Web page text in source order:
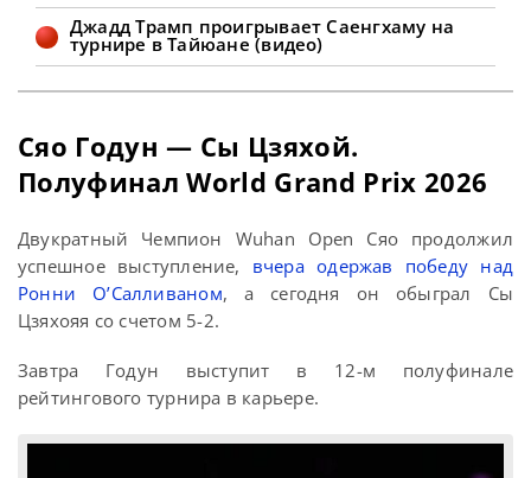
Джадд Трамп проигрывает Саенгхаму на
турнире в Тайюане (видео)
Сяо Годун — Сы Цзяхой.
Полуфинал World Grand Prix 2026
Двукратный Чемпион Wuhan Open Сяо продолжил
успешное выступление, вчера одержав победу над
Ронни О’Салливаном, а сегодня он обыграл Сы
Цзяхояя со счетом 5-2.
Завтра Годун выступит в 12-м полуфинале
рейтингового турнира в карьере.